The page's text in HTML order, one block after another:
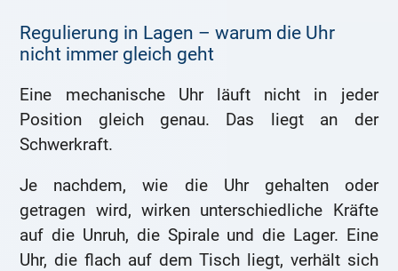
Regulierung in Lagen – warum die Uhr
nicht immer gleich geht
Eine mechanische Uhr läuft nicht in jeder
Position gleich genau. Das liegt an der
Schwerkraft.
Je nachdem, wie die Uhr gehalten oder
getragen wird, wirken unterschiedliche Kräfte
auf die Unruh, die Spirale und die Lager. Eine
Uhr, die flach auf dem Tisch liegt, verhält sich